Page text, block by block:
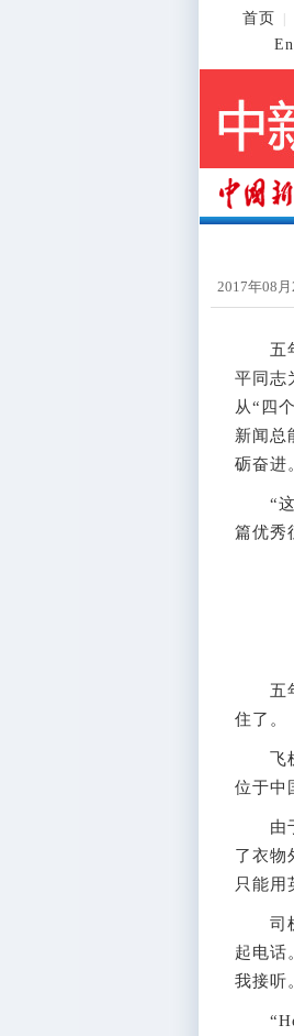
首页
2017年08
五年
平同志
从“四
新闻总
砺奋进
“这五
篇优秀
五年
住了。
飞机
位于中
由于
了衣物
只能用
司机
起电话
我接听